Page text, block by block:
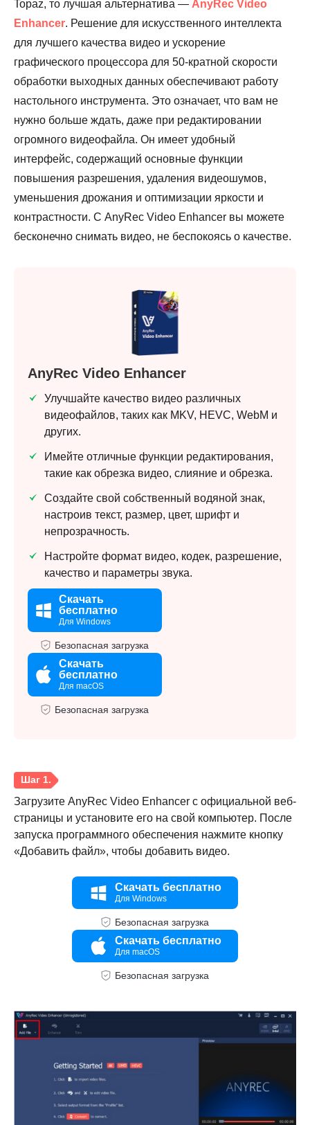
Topaz, то лучшая альтернатива — AnyRec Video
Enhancer. Решение для искусственного интеллекта
для лучшего качества видео и ускорение
графического процессора для 50-кратной скорости
обработки выходных данных обеспечивают работу
настольного инструмента. Это означает, что вам не
нужно больше ждать, даже при редактировании
огромного видеофайла. Он имеет удобный
интерфейс, содержащий основные функции
повышения разрешения, удаления видеошумов,
уменьшения дрожания и оптимизации яркости и
контрастности. С AnyRec Video Enhancer вы можете
бесконечно снимать видео, не беспокоясь о качестве.
AnyRec Video Enhancer
Улучшайте качество видео различных
видеофайлов, таких как MKV, HEVC, WebM и
других.
Имейте отличные функции редактирования,
такие как обрезка видео, слияние и обрезка.
Создайте свой собственный водяной знак,
настроив текст, размер, цвет, шрифт и
непрозрачность.
Настройте формат видео, кодек, разрешение,
качество и параметры звука.
Скачать
бесплатно
Для Windows
Безопасная загрузка
Скачать
бесплатно
Для macOS
Безопасная загрузка
Загрузите AnyRec Video Enhancer с официальной веб-
страницы и установите его на свой компьютер. После
запуска программного обеспечения нажмите кнопку
«Добавить файл», чтобы добавить видео.
Скачать бесплатно
Для Windows
Безопасная загрузка
Скачать бесплатно
Для macOS
Безопасная загрузка